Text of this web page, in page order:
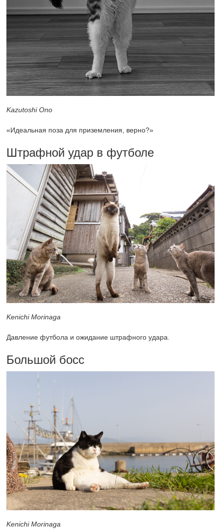
Kazutoshi Ono
«Идеальная поза для приземления, верно?»
Штрафной удар в футболе
Kenichi Morinaga
Давление футбола и ожидание штрафного удара.
Большой босс
Kenichi Morinaga